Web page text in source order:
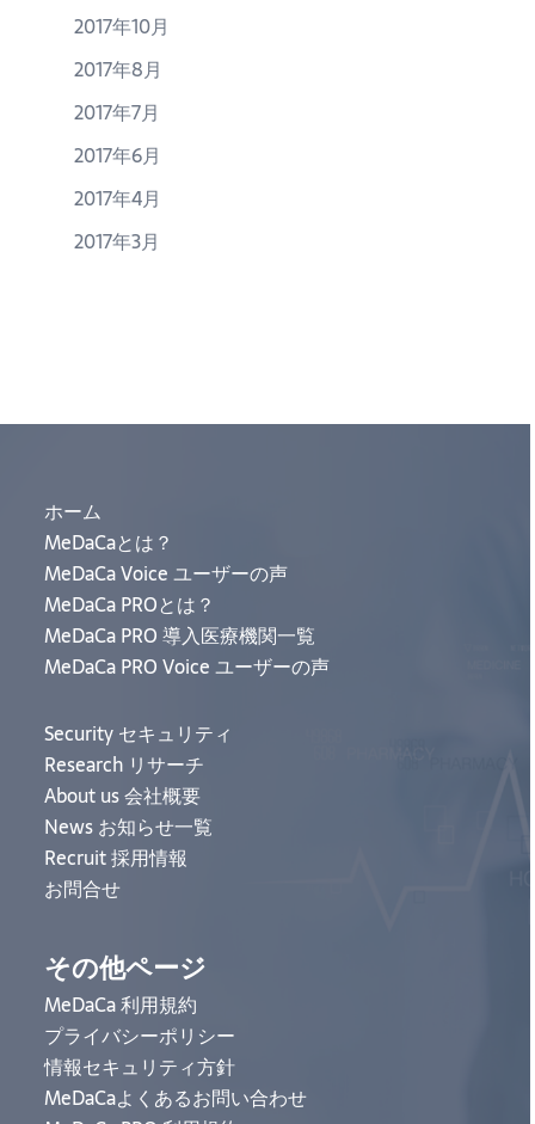
2017年10月
2017年8月
2017年7月
2017年6月
2017年4月
2017年3月
ホーム
MeDaCaとは？
MeDaCa Voice ユーザーの声
MeDaCa PROとは？
MeDaCa PRO 導入医療機関一覧
MeDaCa PRO Voice ユーザーの声
Security セキュリティ
Research リサーチ
About us 会社概要
News お知らせ一覧
Recruit 採用情報
お問合せ
その他ページ
MeDaCa 利用規約
プライバシーポリシー
情報セキュリティ方針
MeDaCaよくあるお問い合わせ